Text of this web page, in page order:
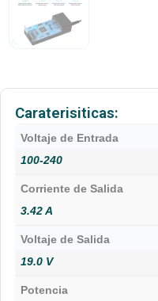
Caraterisiticas:
Voltaje de Entrada
100-240
Corriente de Salida
3.42 A
Voltaje de Salida
19.0 V
Potencia